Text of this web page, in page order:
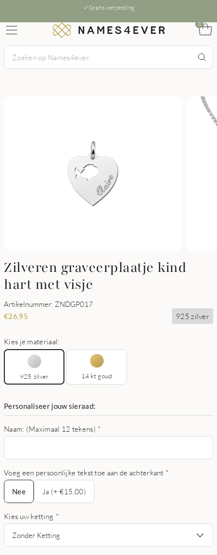
Gratis verzending
0
Zilveren graveerplaatje kind
hart met visje
Artikelnummer: ZNDGP017
€26,95 925 zilver
Kies je materiaal:
925 zilver 14 kt goud
Personaliseer jouw sieraad:
Naam: (Maximaal 12 tekens) *
Voeg een persoonlijke tekst toe aan de achterkant *
Nee
Nee
Ja (+ €15,00)
Kies uw ketting *
Zonder Ketting